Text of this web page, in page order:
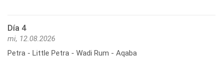
Día 4
mi, 12.08.2026
Petra - Little Petra - Wadi Rum - Aqaba